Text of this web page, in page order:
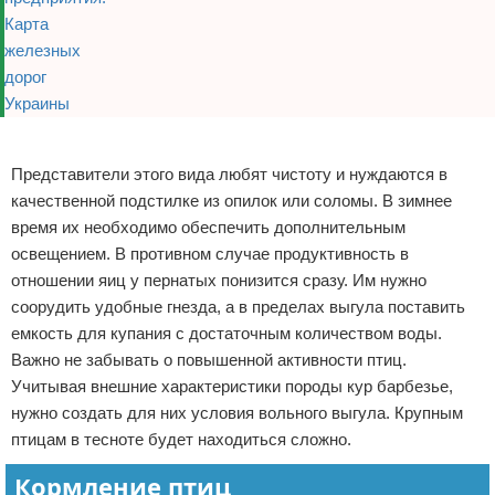
Представители этого вида любят чистоту и нуждаются в
качественной подстилке из опилок или соломы. В зимнее
время их необходимо обеспечить дополнительным
освещением. В противном случае продуктивность в
отношении яиц у пернатых понизится сразу. Им нужно
соорудить удобные гнезда, а в пределах выгула поставить
емкость для купания с достаточным количеством воды.
Важно не забывать о повышенной активности птиц.
Учитывая внешние характеристики породы кур барбезье,
нужно создать для них условия вольного выгула. Крупным
птицам в тесноте будет находиться сложно.
Кормление птиц